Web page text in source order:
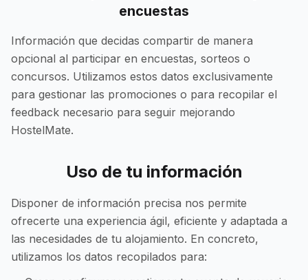
encuestas
Información que decidas compartir de manera
opcional al participar en encuestas, sorteos o
concursos. Utilizamos estos datos exclusivamente
para gestionar las promociones o para recopilar el
feedback necesario para seguir mejorando
HostelMate.
Uso de tu información
Disponer de información precisa nos permite
ofrecerte una experiencia ágil, eficiente y adaptada a
las necesidades de tu alojamiento. En concreto,
utilizamos los datos recopilados para: